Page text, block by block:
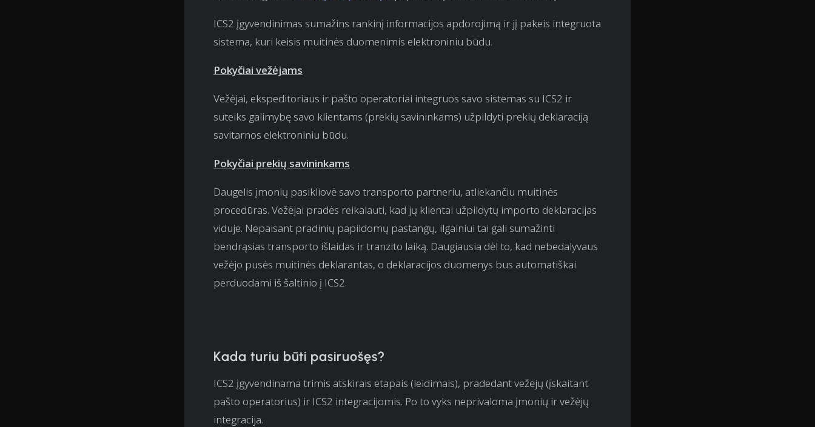
ICS2 įgyvendinimas sumažins rankinį informacijos apdorojimą ir jį pakeis integruota
sistema, kuri keisis muitinės duomenimis elektroniniu būdu.
Pokyčiai vežėjams
Vežėjai, ekspeditoriaus ir pašto operatoriai integruos savo sistemas su ICS2 ir
suteiks galimybę savo klientams (prekių savininkams) užpildyti prekių deklaraciją
savitarnos elektroniniu būdu.
Pokyčiai prekių savininkams
Daugelis įmonių pasikliovė savo transporto partneriu, atliekančiu muitinės
procedūras. Vežėjai pradės reikalauti, kad jų klientai užpildytų importo deklaracijas
viduje. Nepaisant pradinių papildomų pastangų, ilgainiui tai gali sumažinti
bendrąsias transporto išlaidas ir tranzito laiką. Daugiausia dėl to, kad nebedalyvaus
vežėjo pusės muitinės deklarantas, o deklaracijos duomenys bus automatiškai
perduodami iš šaltinio į ICS2.
Kada turiu būti pasiruošęs?
ICS2 įgyvendinama trimis atskirais etapais (leidimais), pradedant vežėjų (įskaitant
pašto operatorius) ir ICS2 integracijomis. Po to vyks neprivaloma įmonių ir vežėjų
integracija.